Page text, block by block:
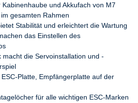
und Akkufach von M7
gesamten Rahmen
Stabilität und erleichtert die Wartung
das Einstellen des
macht die Servoinstallation und -
Platte, Empfängerplatte auf der
für alle wichtigen ESC-Marken